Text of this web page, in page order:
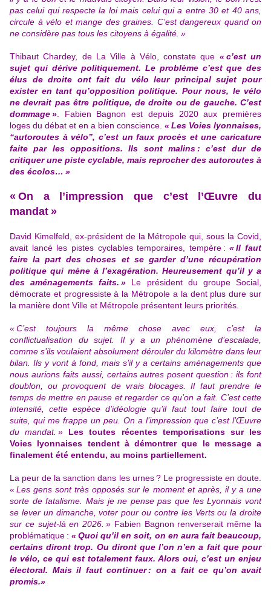
pas celui qui respecte la loi mais celui qui a entre 30 et 40 ans,
circule à vélo et mange des graines. C’est dangereux quand on
ne considère pas tous les citoyens à égalité. »
Thibaut Chardey, de La Ville à Vélo, constate que « c’est un
sujet qui dérive politiquement. Le problème c’est que des
élus de droite ont fait du vélo leur principal sujet pour
exister en tant qu’opposition politique. Pour nous, le vélo
ne devrait pas être politique, de droite ou de gauche. C’est
dommage » . Fabien Bagnon est depuis 2020 aux premières
loges du débat et en a bien conscience. « Les Voies lyonnaises,
“autoroutes à vélo”, c’est un faux procès et une caricature
faite par les oppositions. Ils sont malins : c’est dur de
critiquer une piste cyclable, mais reprocher des autoroutes à
des écolos… »
« On a l’impression que c’est l’Œuvre du
mandat »
David Kimelfeld, ex-président de la Métropole qui, sous la Covid,
avait lancé les pistes cyclables temporaires, tempère :« Il faut
faire la part des choses et se garder d’une récupération
politique qui mène à l’exagération. Heureusement qu’il y a
des aménagements faits. » Le président du groupe Social,
démocrate et progressiste à la Métropole a la dent plus dure sur
la manière dont Ville et Métropole présentent leurs priorités.
« C’est toujours la même chose avec eux, c’est la
conflictualisation du sujet. Il y a un phénomène d’escalade,
comme s’ils voulaient absolument dérouler du kilomètre dans leur
bilan. Ils y vont à fond, mais s’il y a certains aménagements que
nous aurions faits aussi, certains autres posent question : ils font
doublon, ou provoquent de vrais blocages. Il faut prendre le
temps de mettre en pause et regarder ce qu’on a fait. C’est cette
intensité, cette espèce d’idéologie qu’il faut tout faire tout de
suite, qui me frappe un peu. On a l’impression que c’est l’Œuvre
du mandat. »
Les toutes récentes temporisations sur les
Voies lyonnaises tendent à démontrer que le message a
finalement été entendu, au moins partiellement.
La peur de la sanction dans les urnes ? Le progressiste en doute.
« Les gens sont très opposés sur le moment et après, il y a une
sorte de fatalisme. Mais je ne pense pas que les Lyonnais vont
se lever un dimanche, voter pour ou contre les Verts ou la droite
sur ce sujet-là en 2026. » Fabien Bagnon renverserait même la
problématique :« Quoi qu’il en soit, on en aura fait beaucoup,
certains diront trop. Ou diront que l’on n’en a fait que pour
le vélo, ce qui est totalement faux. Alors oui, c’est un enjeu
électoral. Mais il faut continuer : on a fait ce qu’on avait
promis.»